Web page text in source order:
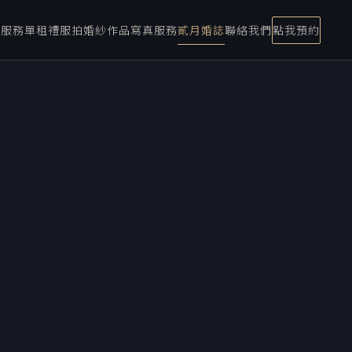
務單租禮服拍婚紗作品寫真服務貳月婚誌聯絡我們 點我預約